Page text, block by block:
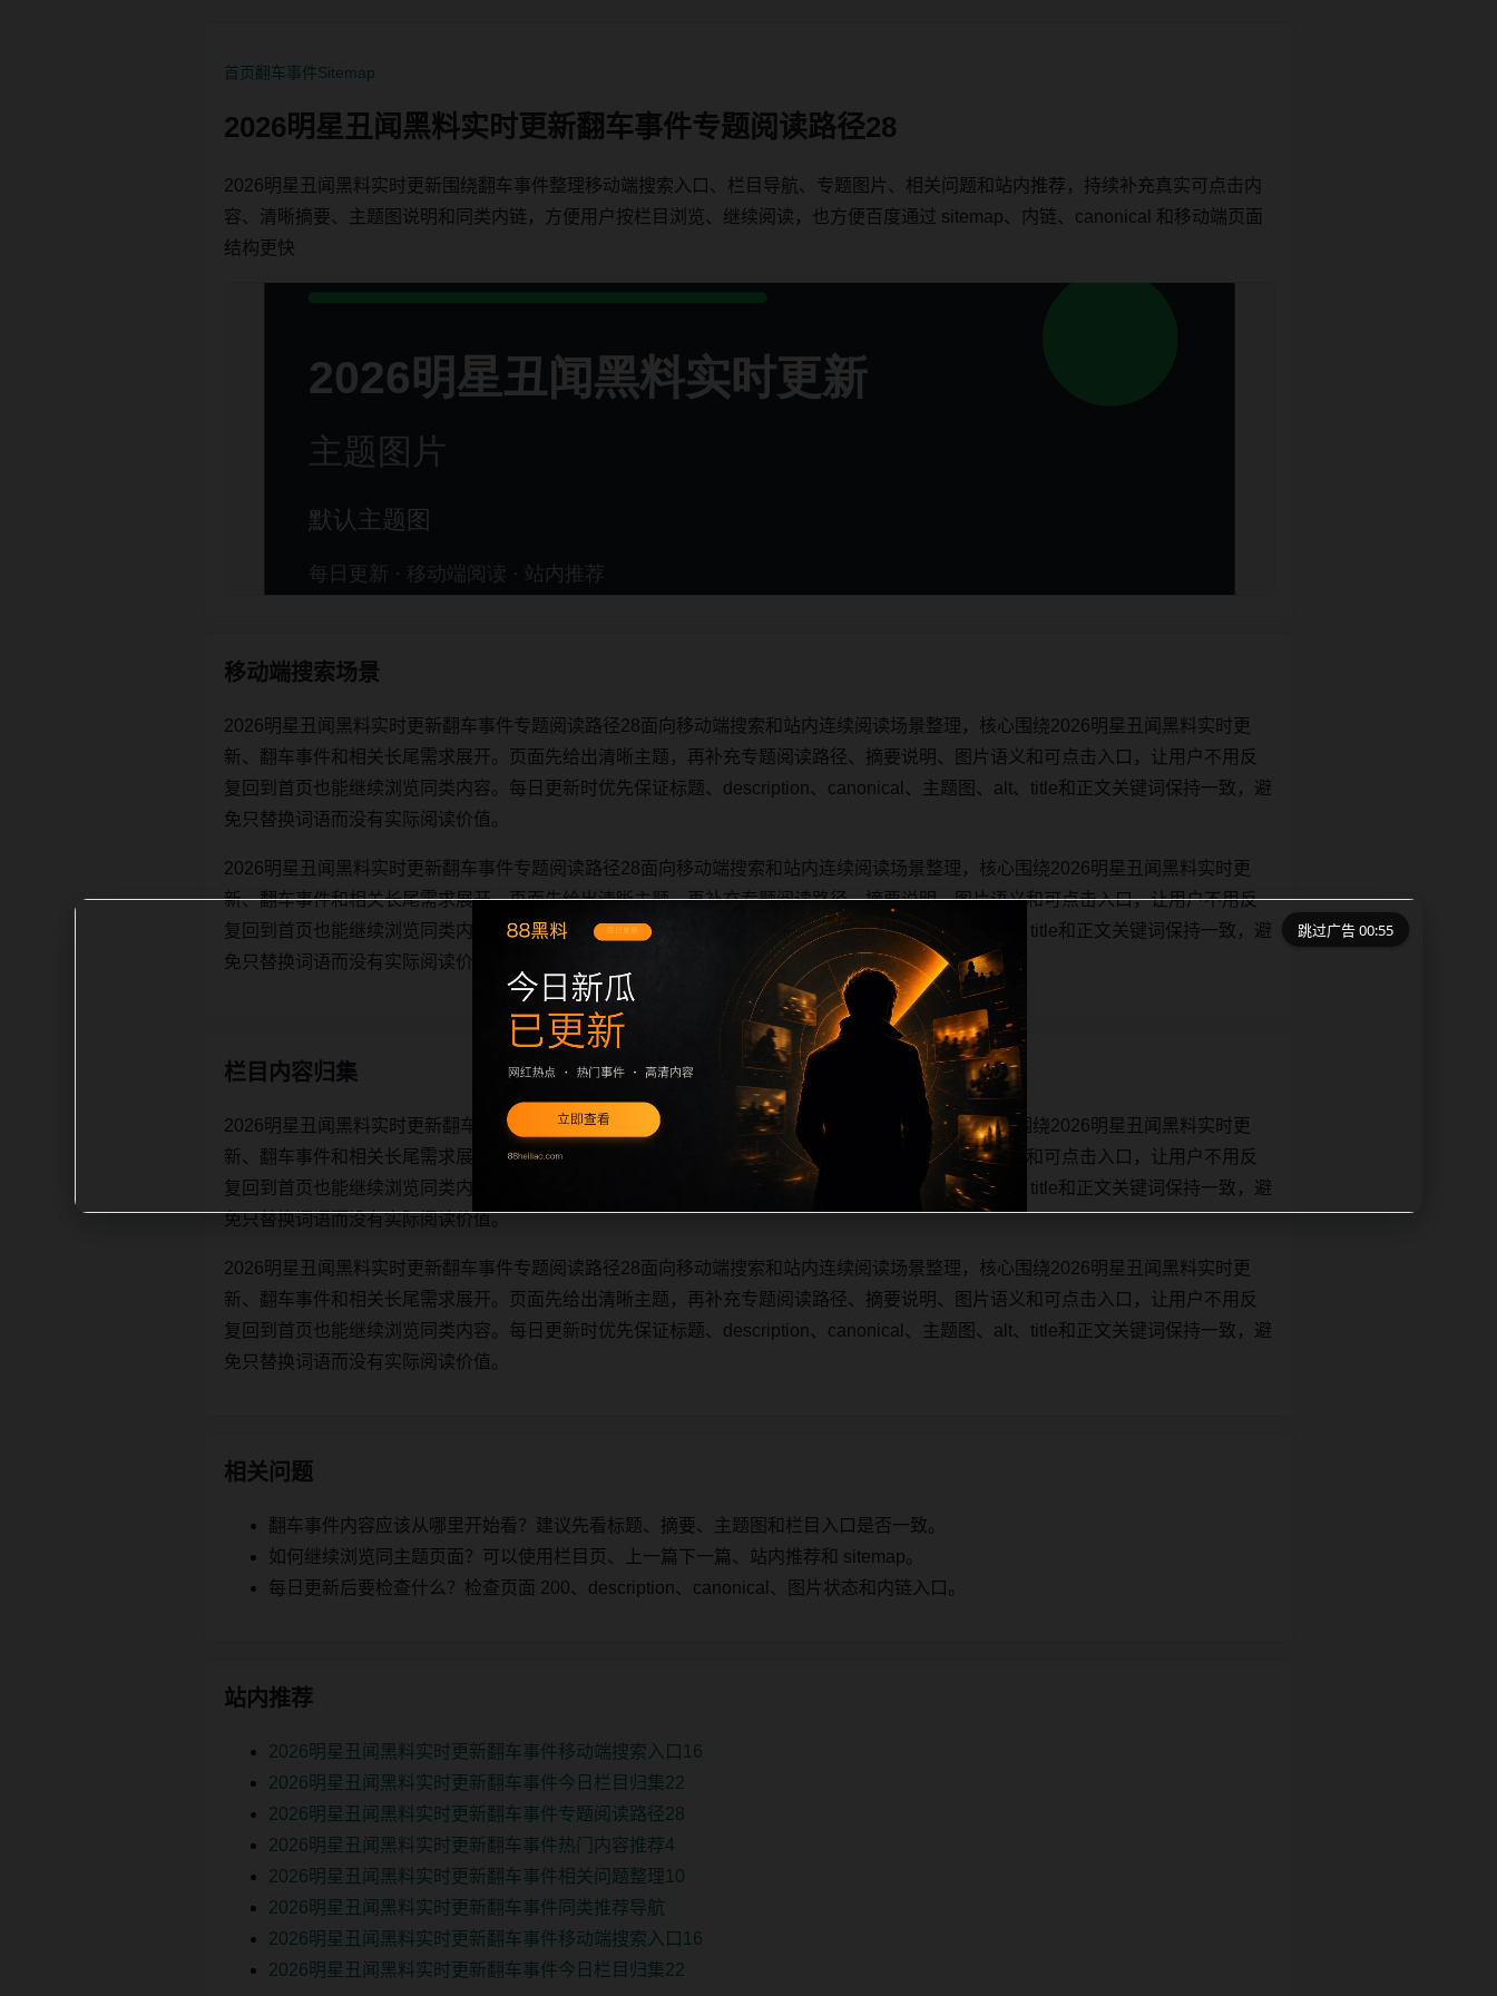
首页翻车事件Sitemap
2026明星丑闻黑料实时更新翻车事件专题阅读路径28
2026明星丑闻黑料实时更新围绕翻车事件整理移动端搜索入口、栏目导航、专题图片、相关问题和站内推荐，持续补充真实可点击内
容、清晰摘要、主题图说明和同类内链，方便用户按栏目浏览、继续阅读，也方便百度通过 sitemap、内链、canonical 和移动端页面
结构更快
移动端搜索场景
2026明星丑闻黑料实时更新翻车事件专题阅读路径28面向移动端搜索和站内连续阅读场景整理，核心围绕2026明星丑闻黑料实时更
新、翻车事件和相关长尾需求展开。页面先给出清晰主题，再补充专题阅读路径、摘要说明、图片语义和可点击入口，让用户不用反
复回到首页也能继续浏览同类内容。每日更新时优先保证标题、description、canonical、主题图、alt、title和正文关键词保持一致，避
免只替换词语而没有实际阅读价值。
2026明星丑闻黑料实时更新翻车事件专题阅读路径28面向移动端搜索和站内连续阅读场景整理，核心围绕2026明星丑闻黑料实时更
新、翻车事件和相关长尾需求展开。页面先给出清晰主题，再补充专题阅读路径、摘要说明、图片语义和可点击入口，让用户不用反
复回到首页也能继续浏览同类内容。每日更新时优先保证标题、description、canonical、主题图、alt、title和正文关键词保持一致，避
免只替换词语而没有实际阅读价值。
栏目内容归集
2026明星丑闻黑料实时更新翻车事件专题阅读路径28面向移动端搜索和站内连续阅读场景整理，核心围绕2026明星丑闻黑料实时更
新、翻车事件和相关长尾需求展开。页面先给出清晰主题，再补充专题阅读路径、摘要说明、图片语义和可点击入口，让用户不用反
复回到首页也能继续浏览同类内容。每日更新时优先保证标题、description、canonical、主题图、alt、title和正文关键词保持一致，避
免只替换词语而没有实际阅读价值。
2026明星丑闻黑料实时更新翻车事件专题阅读路径28面向移动端搜索和站内连续阅读场景整理，核心围绕2026明星丑闻黑料实时更
新、翻车事件和相关长尾需求展开。页面先给出清晰主题，再补充专题阅读路径、摘要说明、图片语义和可点击入口，让用户不用反
复回到首页也能继续浏览同类内容。每日更新时优先保证标题、description、canonical、主题图、alt、title和正文关键词保持一致，避
免只替换词语而没有实际阅读价值。
相关问题
翻车事件内容应该从哪里开始看？建议先看标题、摘要、主题图和栏目入口是否一致。
如何继续浏览同主题页面？可以使用栏目页、上一篇下一篇、站内推荐和 sitemap。
每日更新后要检查什么？检查页面 200、description、canonical、图片状态和内链入口。
站内推荐
2026明星丑闻黑料实时更新翻车事件移动端搜索入口16
2026明星丑闻黑料实时更新翻车事件今日栏目归集22
2026明星丑闻黑料实时更新翻车事件专题阅读路径28
2026明星丑闻黑料实时更新翻车事件热门内容推荐4
2026明星丑闻黑料实时更新翻车事件相关问题整理10
2026明星丑闻黑料实时更新翻车事件同类推荐导航
2026明星丑闻黑料实时更新翻车事件移动端搜索入口16
2026明星丑闻黑料实时更新翻车事件今日栏目归集22
跳过广告 00:55